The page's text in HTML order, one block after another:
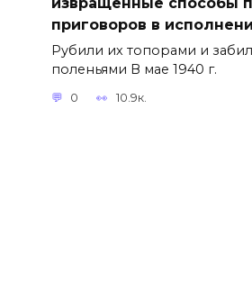
приговоров в
Рубили их топорами и
поленьями В мае 1940 г.
0 10.9к.